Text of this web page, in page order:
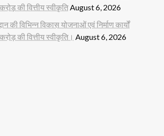
की वित्तीय स्वीकृतिAugust 6, 2026
की विभिन्न विकास योजनाओं एवं निर्माण कार्यों
की वित्तीय स्वीकृति। August 6, 2026